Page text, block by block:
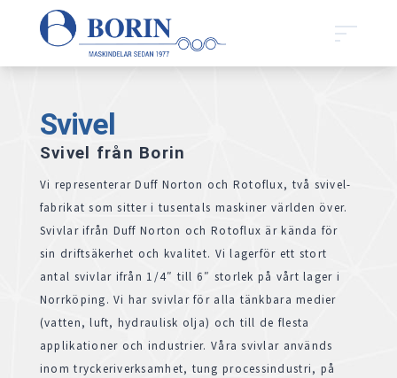
Svivel
Svivel från Borin
Vi representerar Duff Norton och Rotoflux, två svivel-
fabrikat som sitter i tusentals maskiner världen över.
Svivlar ifrån Duff Norton och Rotoflux är kända för
sin driftsäkerhet och kvalitet. Vi lagerför ett stort
antal svivlar ifrån 1/4″ till 6″ storlek på vårt lager i
Norrköping. Vi har svivlar för alla tänkbara medier
(vatten, luft, hydraulisk olja) och till de flesta
applikationer och industrier. Våra svivlar används
inom tryckeriverksamhet, tung processindustri, på